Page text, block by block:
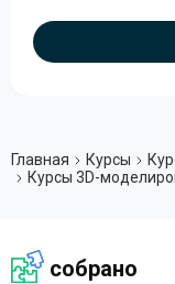
Главная Курсы
Курсы 3D-
собрано